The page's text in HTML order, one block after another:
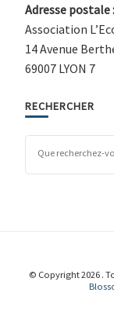
Adresse postale :
Association
14 Avenue
69007 LYON 7
RECHERCHER
© Copyright 2026 .